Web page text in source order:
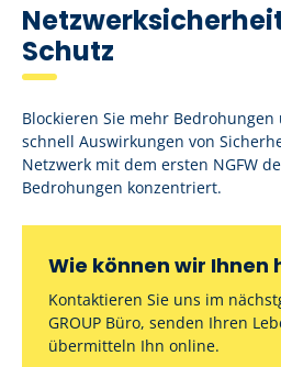
Schutz
Blockieren Sie mehr
schnell Auswirkungen von
Netzwerk mit dem ersten NGFW
Bedrohungen konzentriert.
Wie können wir Ihnen
Kontaktieren Sie uns im
GROUP Büro, senden Ihren
übermitteln Ihn online.